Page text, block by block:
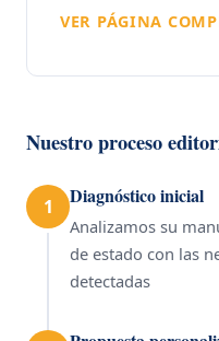
VER PÁGINA
Nuestro proceso
1 Diagnóstico inicial
Analizamos su
de estado con las
detectadas